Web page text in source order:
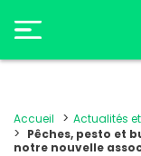
Accueil Actualités
Pêches, pesto et
notre nouvelle